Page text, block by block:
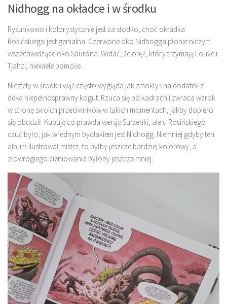
Nidhogg na okładce i w środku
Rysunkowo i kolorystycznie jest za słodko, choć okładka
Rosińskiego jest genialna. Czerwone oko Nidhogga płonie niczym
wszechwidzące oko Saurona. Widać, że oręż, który trzymają Louve i
Tjahzi, niewiele pomoże.
Niestety w środku wąż często wygląda jak zmokły i na dodatek z
deka niepełnosprawny kogut. Rzuca się po kadrach i zwraca wzrok
w stronę swoich przeciwników w takich momentach, jakby dopiero
się obudził. Kupuję co prawda wersję Surżenki, ale u Rosińskiego
czuć było, jak wrednym bydlakiem jest Nidhogg. Niemniej gdyby ten
album ilustrował mistrz, to byłby jeszcze bardziej kolorowy, a
złowrogiego cieniowania byłoby jeszcze mniej.